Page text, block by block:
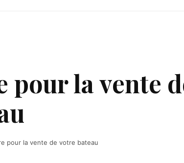
pour la vente
pour la vente de votre bateau